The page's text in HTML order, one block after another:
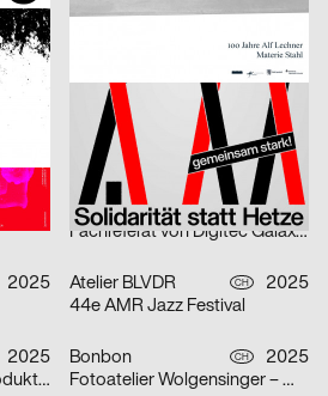
From Letter to Gesture
2025
2025
30 Jahre Haus Schwarzenberg
Benoît Brun
2025
ECAL Open Day 2025
2025
Kerschbaum Philip, Fawad Qadire CH
2025
Fachreferat von Digitec Galaxus „Fast alles für fast jede*n“
2025
Atelier BLVDR CH
2025
44e AMR Jazz Festival
2025
Alex Hanimann in der Produktionshalle von Tobias Lenggenhager
Bonbon CH
2025
Fotoatelier Wolgensinger – Mit vier Augen